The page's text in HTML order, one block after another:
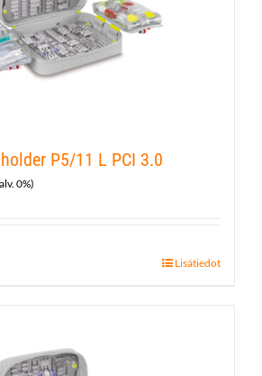
P5/11 L PCI 3.0
alv. 0%)
Lisätiedot